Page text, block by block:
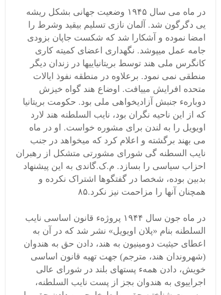
در ماه می سال ۱۹۴۵ وضعیت جهانی بشکل ریشه
یی دگرگون شد. آلمان نازی تسلیم بیقید وشرط را
امضا نموده و آشکارا شد که شکست جاپان بزودی
جامه عمل میپوشد. نگهداری اعضای کمیته کاری
کانگرس ملی هند توسط بریتانیاییها در زندان دیگر
منطقی نمی نمود. برعلاوه در منطقه نفوذ ایالات
متحده افرایش مییافت. اوضاع هند گواه خیزش
دوبارهء جنبش آزادیخواهی ملی بود. حکومت بریتانیا
که از این ناحیه نگران بود، نایب السلطنه هند لارد
اویویل را به لندن برای مشوره خواست. او در ماه
می بهند برگشته و اعلام کرد که میخواهد در جنب
نایب السطنه گی شورای مشورتی متشکل از رهبران
احزاب سیاسی را بسازد. م.ک.گاندی به این پیشنهاد
بدبین بوده، شخصا در گفتگوها اشتراک نکرده و
همچنان آنها را مزاحمت نیز نکرد.۸۵
در ماه جون سال ۱۹۴۴ پروژهء قانون اساسی نایب
السلطنه بنام «پلان اویویل» نشر شد که در آن به
اعطای حیثیت دومینیون به هند، دادن حق به هندوان
(شهروندان هند، مترجم) جهت تهیه قانون اساسی
خویش، دادن همهء پستهای بلند در شورای عالی
اجراییوی به هندوان بجز از پست نایب السلطنه،